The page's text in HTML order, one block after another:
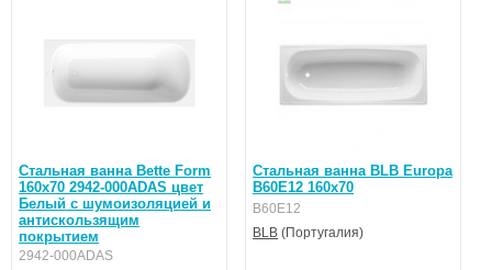
Стальная ванна Bette Form
160х70 2942-000ADAS цвет
Белый с шумоизоляцией и
антискользящим
покрытием
2942-000ADAS
Стальная ванна BLB Europa
B60E12 160х70
B60E12
BLB (Португалия)